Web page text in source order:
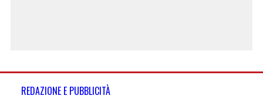
REDAZIONE E PUBBLICITÀ